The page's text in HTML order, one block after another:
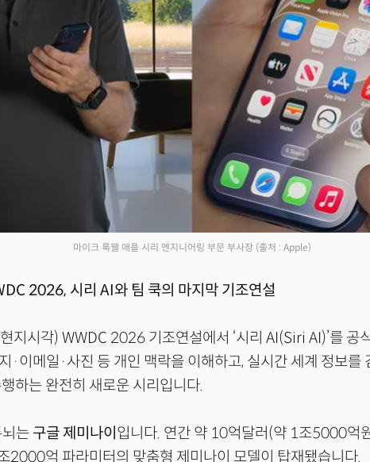
마이크 록웰 애플 시리 엔지니어링 부문 부사장 (출처 : Apple)
2026, 시리 AI와 팀 쿡의 마지막 기조연설
지시각) WWDC 2026 기조연설에서 ‘시리 AI(Siri AI)’를 공
·이메일·사진 등 개인 맥락을 이해하고, 실시간 세계 정보를
하는 완전히 새로운 시리입니다.
는 구글 제미나이 입니다. 연간 약 10억달러(약 1조5000억
2000억 파라미터의 맞춤형 제미나이 모델이 탑재됐습니다.